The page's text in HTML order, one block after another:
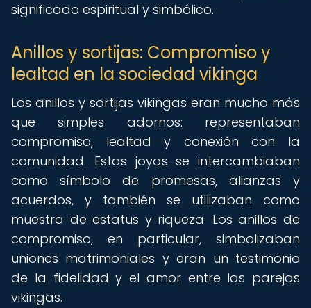
significado espiritual y simbólico.
Anillos y sortijas: Compromiso y
lealtad en la sociedad vikinga
Los anillos y sortijas vikingas eran mucho más
que simples adornos: representaban
compromiso, lealtad y conexión con la
comunidad. Estas joyas se intercambiaban
como símbolo de promesas, alianzas y
acuerdos, y también se utilizaban como
muestra de estatus y riqueza. Los anillos de
compromiso, en particular, simbolizaban
uniones matrimoniales y eran un testimonio
de la fidelidad y el amor entre las parejas
vikingas.